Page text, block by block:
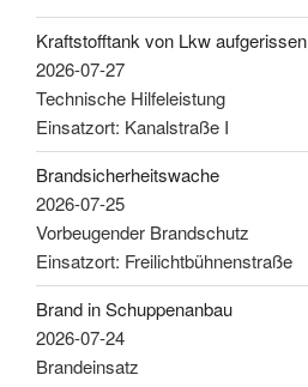
Kraftstofftank von Lkw aufgerissen
2026-07-27
Technische Hilfeleistung
Einsatzort: Kanalstraße I
Brandsicherheitswache
2026-07-25
Vorbeugender Brandschutz
Einsatzort: Freilichtbühnenstraße
Brand in Schuppenanbau
2026-07-24
Brandeinsatz